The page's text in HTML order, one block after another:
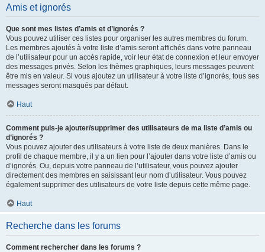
Amis et ignorés
Que sont mes listes d’amis et d’ignorés ?
Vous pouvez utiliser ces listes pour organiser les autres membres du forum.
Les membres ajoutés à votre liste d’amis seront affichés dans votre panneau
de l’utilisateur pour un accès rapide, voir leur état de connexion et leur envoyer
des messages privés. Selon les thèmes graphiques, leurs messages peuvent
être mis en valeur. Si vous ajoutez un utilisateur à votre liste d’ignorés, tous ses
messages seront masqués par défaut.
Haut
Comment puis-je ajouter/supprimer des utilisateurs de ma liste d’amis ou
d’ignorés ?
Vous pouvez ajouter des utilisateurs à votre liste de deux manières. Dans le
profil de chaque membre, il y a un lien pour l’ajouter dans votre liste d’amis ou
d’ignorés. Ou, depuis votre panneau de l’utilisateur, vous pouvez ajouter
directement des membres en saisissant leur nom d’utilisateur. Vous pouvez
également supprimer des utilisateurs de votre liste depuis cette même page.
Haut
Recherche dans les forums
Comment rechercher dans les forums ?